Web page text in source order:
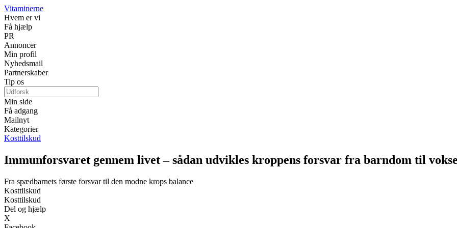
Vitaminerne
Hvem er vi
Få hjælp
PR
Annoncer
Min profil
Nyhedsmail
Partnerskaber
Tip os
Min side
Få adgang
Mailnyt
Kategorier
Kosttilskud
Immunforsvaret gennem livet – sådan udvikles kroppens forsvar fra barndom til
Fra spædbarnets første forsvar til den modne krops balance
Kosttilskud
Kosttilskud
Del og hjælp
X